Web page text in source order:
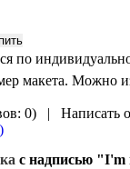
по
макета. Можно
0) |
Написать
с надписью "I'm